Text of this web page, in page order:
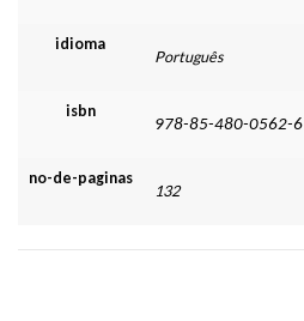
idioma
Português
isbn
978-85-480-0562-6
no-de-paginas
132